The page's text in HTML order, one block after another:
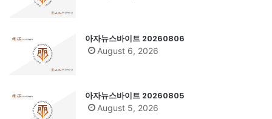
아자뉴스바이트 20260806
August 6, 2026
아자뉴스바이트 20260805
August 5, 2026